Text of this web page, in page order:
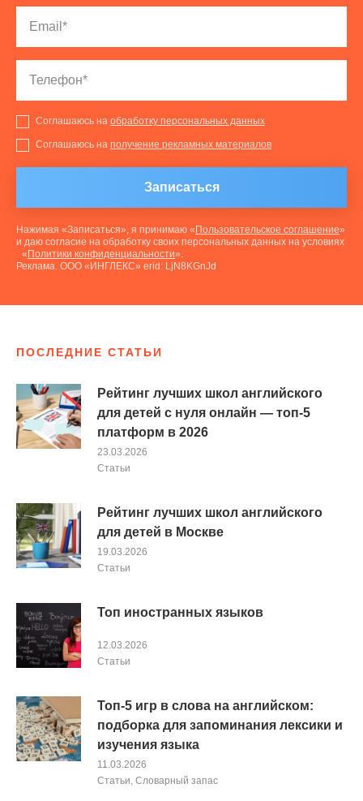
Соглашаюсь на обработку персональных данных
Соглашаюсь на получение рекламных материалов
Записаться
Нажимая «Записаться», я принимаю « Пользовательское соглашение»
и даю согласие на обработку своих персональных данных на условиях
« Политики конфиденциальности».
Реклама. ООО «ИНГЛЕКС» erid: LjN8KGnJd
ПОСЛЕДНИЕ СТАТЬИ
Рейтинг лучших школ английского
для детей с нуля онлайн — топ-5
платформ в 2026
23.03.2026
Cтатьи
Рейтинг лучших школ английского
для детей в Москве
19.03.2026
Cтатьи
Топ иностранных языков
12.03.2026
Cтатьи
Топ-5 игр в слова на английском:
подборка для запоминания лексики и
изучения языка
11.03.2026
Cтатьи, Словарный запас